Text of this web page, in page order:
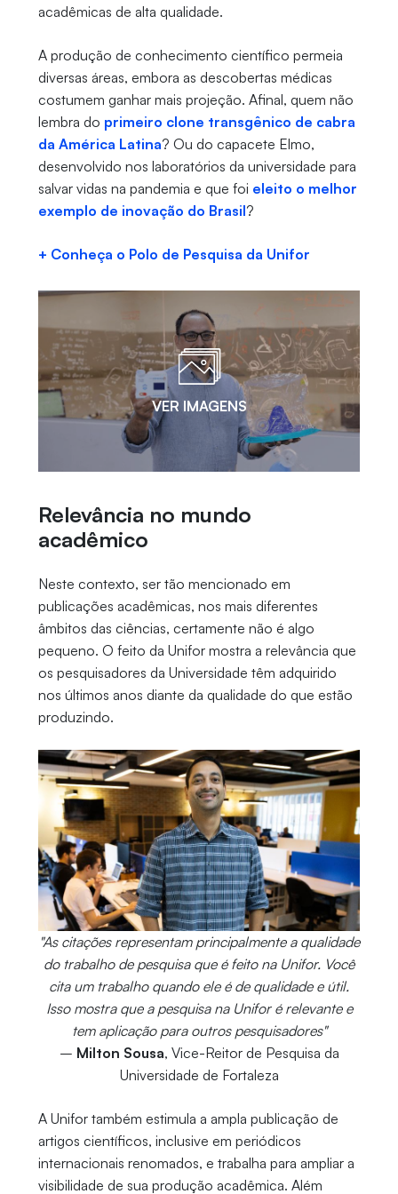
acadêmicas de alta qualidade.
A produção de conhecimento científico permeia
diversas áreas, embora as descobertas médicas
costumem ganhar mais projeção. Afinal, quem não
lembra do primeiro clone transgênico de cabra
da América Latina? Ou do capacete Elmo,
desenvolvido nos laboratórios da universidade para
salvar vidas na pandemia e que foi eleito o melhor
exemplo de inovação do Brasil?
+ Conheça o Polo de Pesquisa da Unifor
VER IMAGENS
Relevância no mundo
acadêmico
Neste contexto, ser tão mencionado em
publicações acadêmicas, nos mais diferentes
âmbitos das ciências, certamente não é algo
pequeno. O feito da Unifor mostra a relevância que
os pesquisadores da Universidade têm adquirido
nos últimos anos diante da qualidade do que estão
produzindo.
"As citações representam principalmente a qualidade
do trabalho de pesquisa que é feito na Unifor. Você
cita um trabalho quando ele é de qualidade e útil.
Isso mostra que a pesquisa na Unifor é relevante e
tem aplicação para outros pesquisadores"
– Milton Sousa, Vice-Reitor de Pesquisa da
Universidade de Fortaleza
A Unifor também estimula a ampla publicação de
artigos científicos, inclusive em periódicos
internacionais renomados, e trabalha para ampliar a
visibilidade de sua produção acadêmica. Além